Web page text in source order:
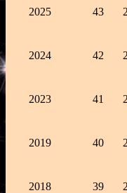
2025 43
2024 42
2023 41
2019 40
2018 39